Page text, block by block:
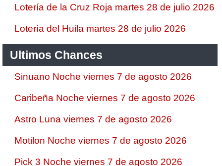
Lotería de la Cruz Roja martes 28 de julio 2026
Lotería del Huila martes 28 de julio 2026
Ultimos Chances
Sinuano Noche viernes 7 de agosto 2026
Caribeña Noche viernes 7 de agosto 2026
Astro Luna viernes 7 de agosto 2026
Motilon Noche viernes 7 de agosto 2026
Pick 3 Noche viernes 7 de agosto 2026